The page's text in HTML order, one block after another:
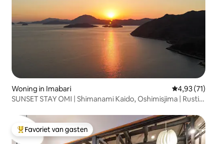
Woning in Imabari Gemiddelde
4,93 (71)
SUNSET STAY OMI | Shimanami Kaido, Oshimisjima | Rustig
Topfavoriet van gasten
Favoriet van gasten